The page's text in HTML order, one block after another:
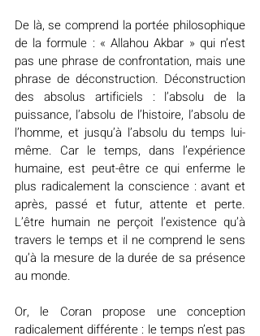
De là, se comprend la portée philosophique
de la formule : « Allahou Akbar » qui n’est
pas une phrase de confrontation, mais une
phrase de déconstruction. Déconstruction
des absolus artificiels : l’absolu de la
puissance, l’absolu de l’histoire, l’absolu de
l’homme, et jusqu’à l’absolu du temps lui-
même. Car le temps, dans l’expérience
humaine, est peut-être ce qui enferme le
plus radicalement la conscience : avant et
après, passé et futur, attente et perte.
L’être humain ne perçoit l’existence qu’à
travers le temps et il ne comprend le sens
qu’à la mesure de la durée de sa présence
au monde.
Or, le Coran propose une conception
radicalement différente : le temps n’est pas